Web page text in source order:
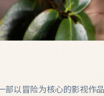
部以冒险为核心的影视作